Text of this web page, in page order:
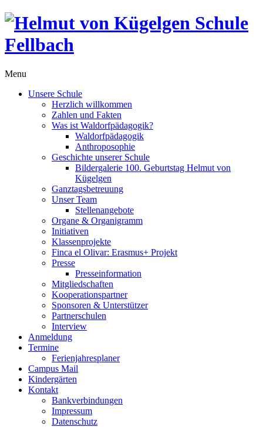
Menu
Unsere Schule
Herzlich willkommen
Zahlen und Fakten
Was ist Waldorfpädagogik?
Waldorfpädagogik
Anthroposophie
Geschichte unserer Schule
Bildergalerie 100. Geburtstag Helmut von
Kügelgen
Ganztagsbetreuung
Unser Team
Stellenangebote
Organe & Organigramm
Initiativen
Klassenprojekte
Finca el Olivar: Erasmus+ Projekt
Presse
Presseinformation
Mitgliedschaften
Kooperationspartner
Sponsoren & Unterstützer
Partnerschulen
Interview
Anmeldung
Termine
Ferienjahresplaner
Campus Mail
Kindergärten
Kontakt
Bankverbindungen
Impressum
Datenschutz